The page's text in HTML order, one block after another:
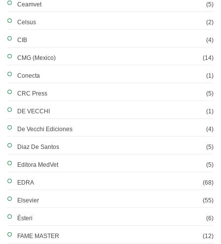
Ceamvet (5)
Celsus (2)
CIB (4)
CMG (Mexico) (14)
Conecta (1)
CRC Press (5)
DE VECCHI (1)
De Vecchi Ediciones (4)
Diaz De Santos (5)
Editora MedVet (5)
EDRA (68)
Elsevier (55)
Ésteri (6)
FAME MASTER (12)